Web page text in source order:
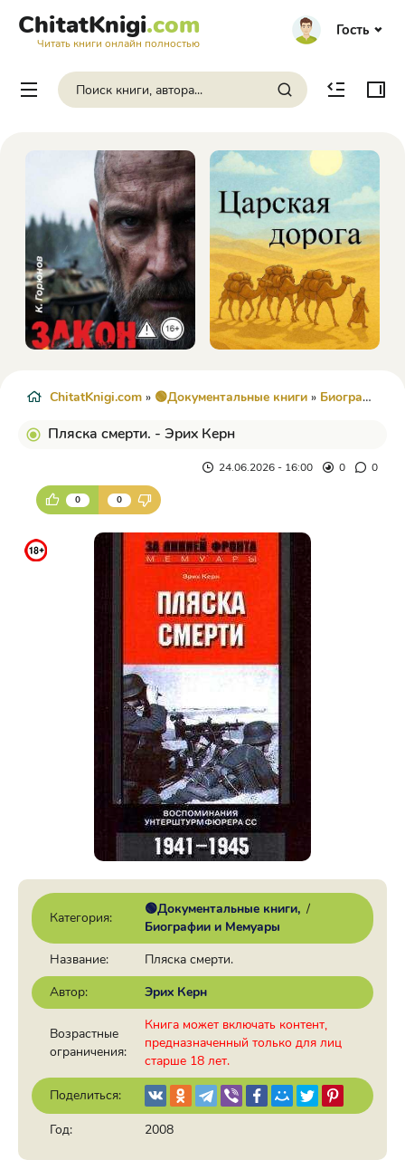
ChitatKnigi.com
Читать книги онлайн полностью
Гость
ChitatKnigi.com » 🟢Документальные книги » Биографии и Мемуары
Пляска смерти. - Эрих Керн
24.06.2026 - 16:00 0 0
0 0
Категория:
🟢Документальные книги /
Биографии и Мемуары
Название:
Пляска смерти.
Автор:
Эрих Керн
Возрастные
ограничения:
Книга может включать контент,
предназначенный только для лиц
старше 18 лет.
Поделиться:
Год:
2008